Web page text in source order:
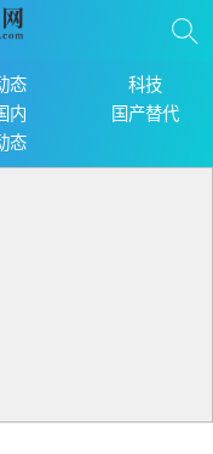
态
科技
内
国产替代
态